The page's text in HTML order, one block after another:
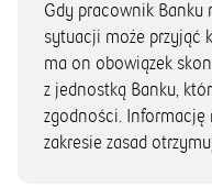
Gdy pracownik Banku
sytuacji może przyjąć
ma on obowiązek
z jednostką Banku,
zgodności.
zakresie zasad